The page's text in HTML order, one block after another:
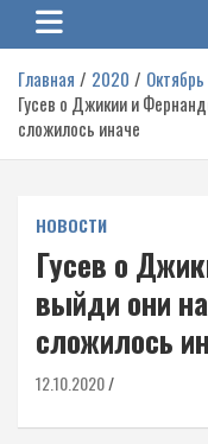
Главная 2020 Октябрь
Гусев о Джикии и
сложилось иначе
НОВОСТИ
Гусев о
выйди они
сложилось
12.10.2020